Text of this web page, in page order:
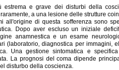
estrema e grave dei disturbi della
a una lesione delle strutture
all'origine di questa sofferenza sono
Dopo aver escluso un iniziale
anamnestica e un esame
(laboratorio, diagnostica per immagini,
Una gestione sintomatica e
La prognosi del coma dipende
disturbo della coscienza.